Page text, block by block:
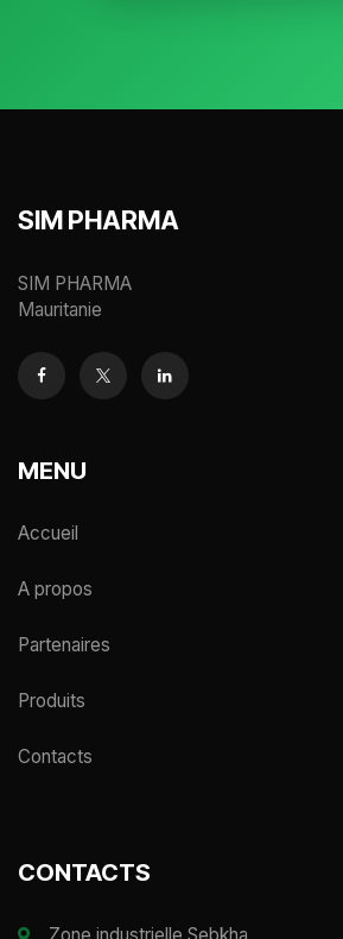
SIM PHARMA
SIM PHARMA
Mauritanie
MENU
Accueil
A propos
Partenaires
Produits
Contacts
CONTACTS